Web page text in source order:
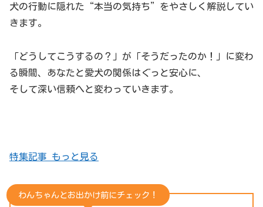
犬の行動に隠れた“本当の気持ち”をやさしく解説してい
きます。
「どうしてこうするの？」が「そうだったのか！」に変わ
る瞬間、あなたと愛犬の関係はぐっと安心に、
そして深い信頼へと変わっていきます。
特集記事 もっと見る
わんちゃんとお出かけ前にチェック！